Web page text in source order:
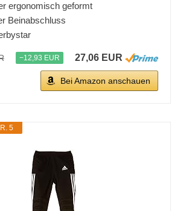
ergonomisch geformt
Beinabschluss
−12,93 EUR 27,06 EUR
Bei Amazon anschauen
5